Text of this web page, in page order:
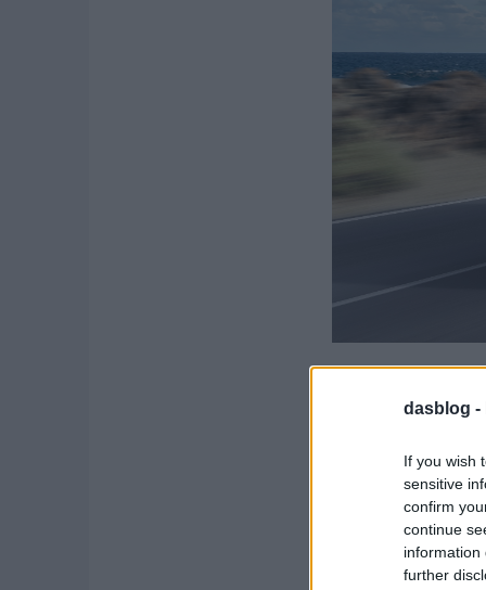
dasblog -
If you wish
sensitive
confirm
continue
information
further
hogy minden